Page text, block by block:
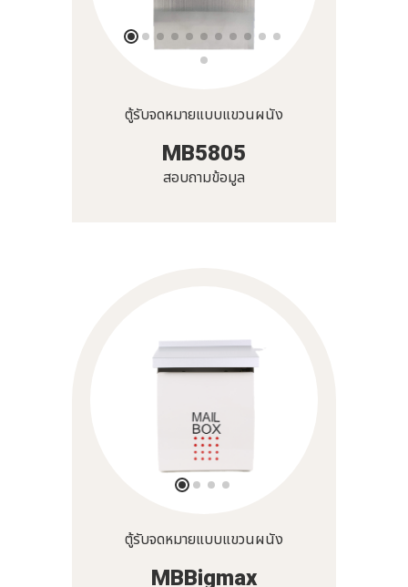
ตู้รับจดหมายแบบแขวนผนัง
MB5805
สอบถามข้อมูล
ตู้รับจดหมายแบบแขวนผนัง
MBBigmax